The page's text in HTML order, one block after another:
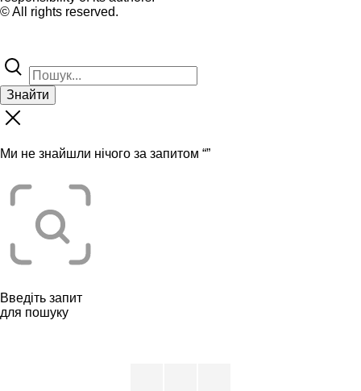
© All rights reserved.
Знайти
Ми не знайшли нічого за запитом “”
Введіть запит
для пошуку